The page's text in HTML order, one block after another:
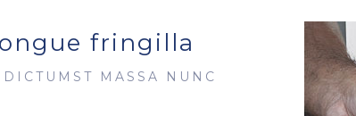
fringilla
MASSA NUNC